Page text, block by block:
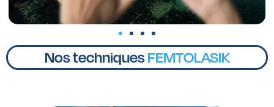
Nos techniques PRESBYLASIK